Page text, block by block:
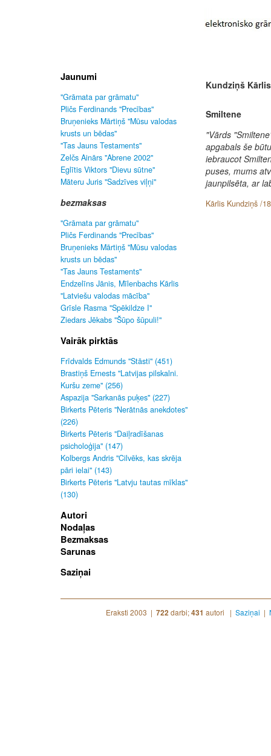
Jaunumi
"Grāmata par grāmatu"
Pličs Ferdinands "Precības"
Bruņenieks Mārtiņš "Mūsu valodas
krusts un bēdas"
"Tas Jauns Testaments"
Zelčs Ainārs "Abrene 2002"
Eglītis Viktors "Dievu sūtne"
Māteru Juris "Sadzīves viļņi"
bezmaksas
"Grāmata par grāmatu"
Pličs Ferdinands "Precības"
Bruņenieks Mārtiņš "Mūsu valodas
krusts un bēdas"
"Tas Jauns Testaments"
Endzelīns Jānis, Mīlenbachs Kārlis
"Latviešu valodas mācība"
Grīsle Rasma "Spēkildze I"
Ziedars Jēkabs "Šūpo šūpuli!"
Vairāk pirktās
Frīdvalds Edmunds "Stāsti" (451)
Brastiņš Ernests "Latvijas pilskalni.
Kuršu zeme" (256)
Aspazija "Sarkanās puķes" (227)
Birkerts Pēteris "Nerātnās anekdotes"
(226)
Birkerts Pēteris "Daiļradīšanas
psicholoģija" (147)
Kolbergs Andris "Cilvēks, kas skrēja
pāri ielai" (143)
Birkerts Pēteris "Latvju tautas mīklas"
(130)
Autori
Nodaļas
Bezmaksas
Sarunas
Saziņai
Kundziņš Kārlis
Smiltene
"Vārds
apgabals še
iebraucot
puses, mums
jaunpilsēta, ar
Kārlis Kundziņš /
Eraksti 2003 | 722 darbi;431 autori | Saziņai |